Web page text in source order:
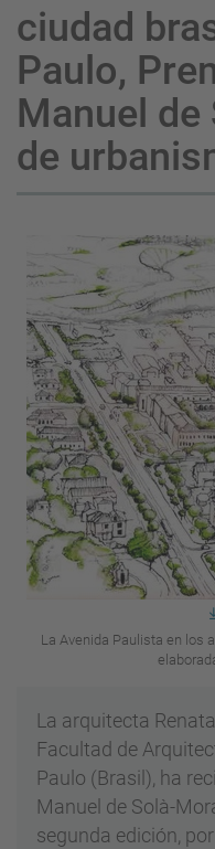
ciudad
Paulo,
Manuel
de
La Avenida Paulista en los
La arquitecta
Facultad de
Paulo (Brasil), ha
Manuel de Solà-
segunda edición,